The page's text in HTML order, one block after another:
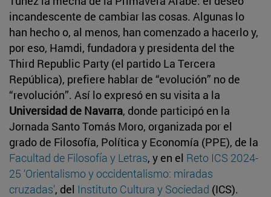
incandescente de cambiar las cosas. Algunas lo
han hecho o, al menos, han comenzado a hacerlo y,
por eso, Hamdi, fundadora y presidenta del the
Third Republic Party (el partido La Tercera
República), prefiere hablar de “evolución” no de
“revolución”. Así lo expresó en su visita a la
Universidad de Navarra, donde participó en la
Jornada Santo Tomás Moro, organizada por el
grado de Filosofía, Política y Economía (PPE), de la
Facultad de Filosofía y Letras, y en el Reto ICS 2024-
25 ‘Orientalismo y occidentalismo: miradas
cruzadas’, del Instituto Cultura y Sociedad (ICS).